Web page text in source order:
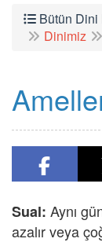
Bütün
Dinimiz
Sual: Aynı
azalır veya